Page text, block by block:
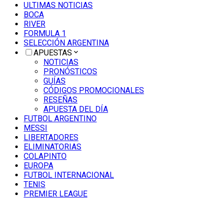
ULTIMAS NOTICIAS
BOCA
RIVER
FORMULA 1
SELECCIÓN ARGENTINA
APUESTAS
NOTICIAS
PRONÓSTICOS
GUÍAS
CÓDIGOS PROMOCIONALES
RESEÑAS
APUESTA DEL DÍA
FUTBOL ARGENTINO
MESSI
LIBERTADORES
ELIMINATORIAS
COLAPINTO
EUROPA
FUTBOL INTERNACIONAL
TENIS
PREMIER LEAGUE